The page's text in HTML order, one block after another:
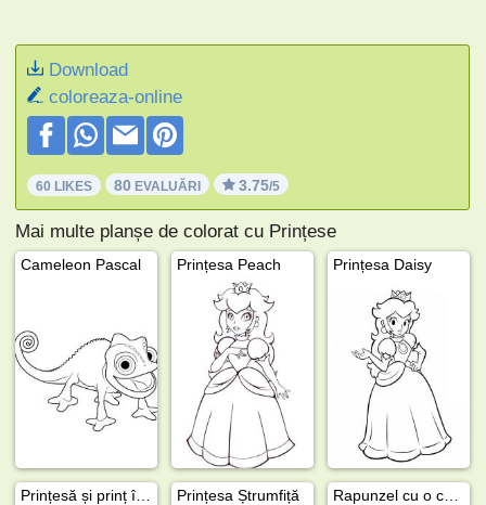
Download
coloreaza-online
60 LIKES 80 EVALUĂRI 3.75/5
Mai multe planșe de colorat cu Prințese
Cameleon Pascal Prințesa Peach Prințesa Daisy
Prințesa Ștrumfiță